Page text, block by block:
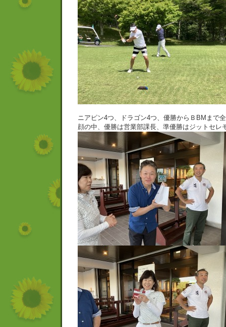
ニアピン4つ、ドラゴン4つ、優勝からＢBMまで
顔の中、優勝は営業部課長、準優勝はジットセレ